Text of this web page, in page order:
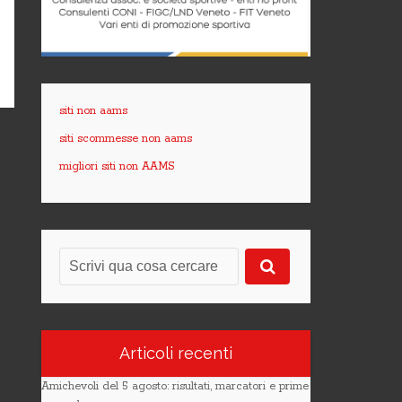
siti non aams
siti scommesse non aams
migliori siti non AAMS
Articoli recenti
Amichevoli del 5 agosto: risultati, marcatori e prime